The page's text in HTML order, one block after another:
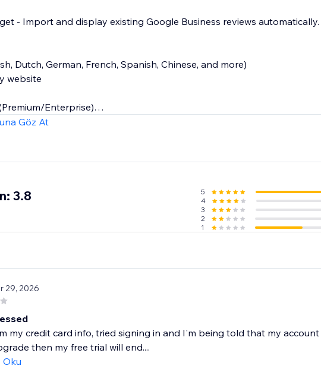
- Import and display existing Google Business reviews automatically.
Dutch, German, French, Spanish, Chinese, and more)
website
Enterprise)
Reviews
Göz At
3.8 5
4
3
2
1
29, 2026
my credit card info, tried signing in and I'm being told that my
then my free trial will end....
Oku